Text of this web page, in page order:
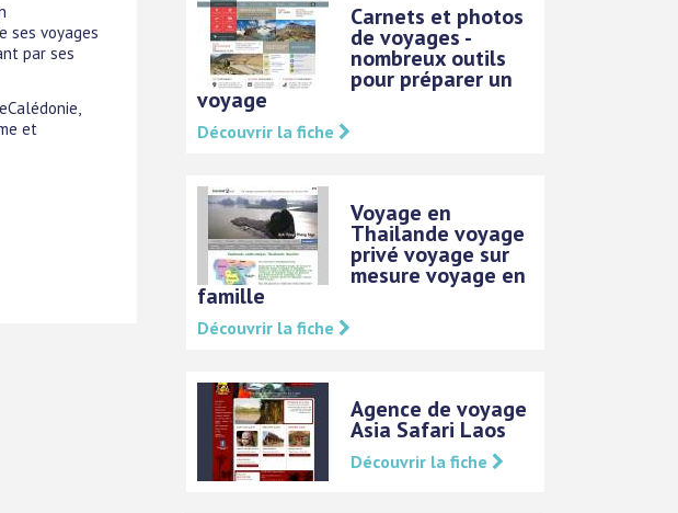
ses voyages
par ses
et
Carnets et photos
de voyages -
nombreux outils
pour préparer un
voyage
Découvrir la fiche
Voyage en
Thailande voyage
privé voyage sur
mesure voyage en
famille
Découvrir la fiche
Agence de voyage
Asia Safari Laos
Découvrir la fiche